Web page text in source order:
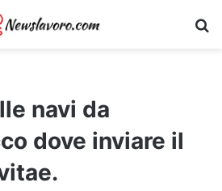
navi da
dove inviare il